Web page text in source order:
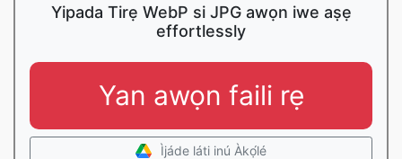
Yipada Tirẹ WebP si JPG awọn iwe aṣẹ
effortlessly
Yan awọn faili rẹ
Ìjáde láti inú Àkọ́lé